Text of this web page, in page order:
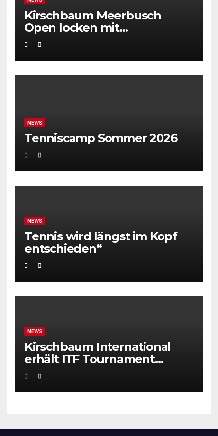
Kirschbaum Meerbusch
Open locken mit
Weltklassetennis
NEWS
Tenniscamp Sommer 2026
NEWS
Tennis wird längst im Kopf
entschieden“
NEWS
Kirschbaum International
erhält ITF Tournament
Recognition Award 2025